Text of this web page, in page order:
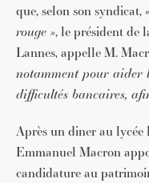
que, selon son syndicat,
rouge », le président de
Lannes, appelle M.
notamment pour aider
difficultés bancaires,
Après un diner au lycée
Emmanuel Macron
candidature au